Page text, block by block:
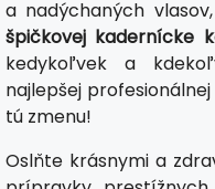
a nadýchaných
špičkovej kadernícke
kedykoľvek a
najlepšej
tú zmenu!
Oslňte krásnymi a